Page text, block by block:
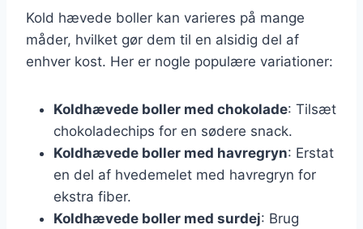
Kold hævede boller kan varieres på mange
måder, hvilket gør dem til en alsidig del af
enhver kost. Her er nogle populære variationer:
Koldhævede boller med chokolade: Tilsæt
chokoladechips for en sødere snack.
Koldhævede boller med havregryn: Erstat
en del af hvedemelet med havregryn for
ekstra fiber.
Koldhævede boller med surdej: Brug